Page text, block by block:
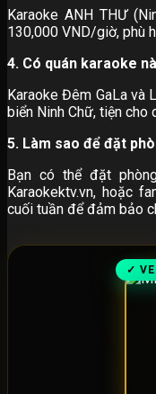
Karaoke ANH THƯ
130,000 VND/giờ, phù
4. Có quán karaoke
Karaoke Đêm GaLa và
biển Ninh Chữ, tiện cho
5. Làm sao để đặt
Bạn có thể đặt
Karaokektv.vn, hoặc
cuối tuần để đảm bảo
✓